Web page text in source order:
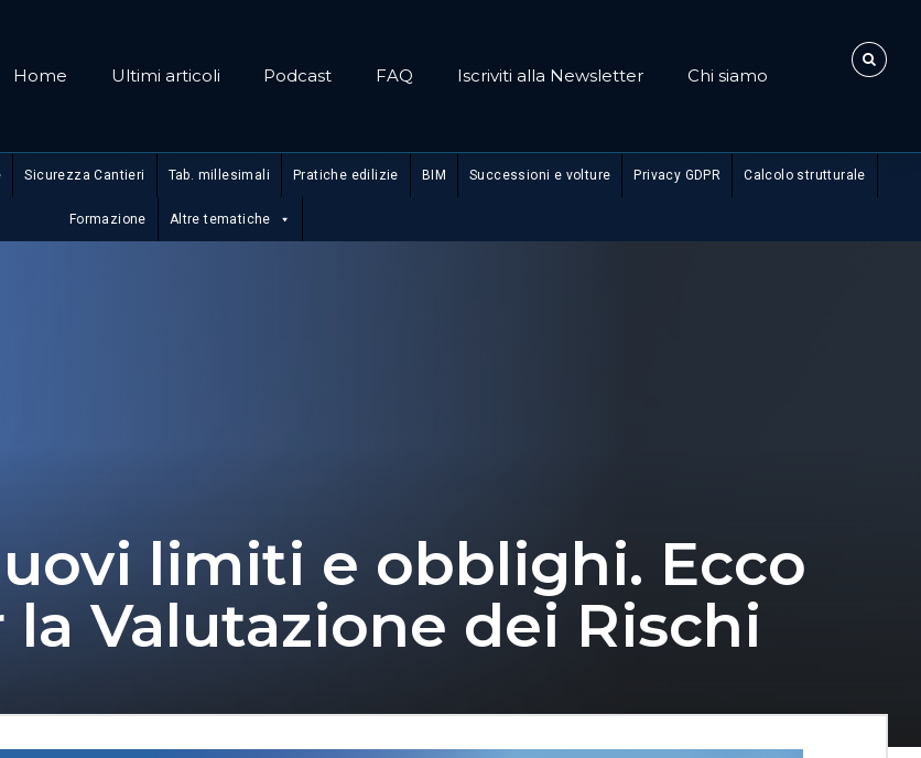
Home Ultimi articoli Podcast FAQ Iscriviti alla Newsletter Chi siamo
Sicurezza Cantieri Tab. millesimali Pratiche edilizie BIM Successioni e volture Privacy GDPR Calcolo strutturale
Formazione Altre tematiche
limiti e obblighi. Ecco
Valutazione dei Rischi